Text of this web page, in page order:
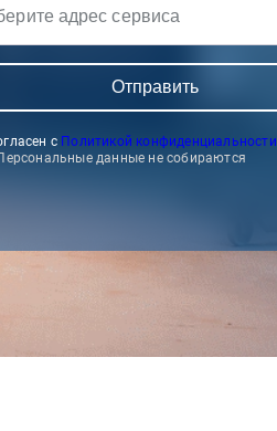
Выберите адрес сервиса
с Политикой конфиденциальности
данные не собираются